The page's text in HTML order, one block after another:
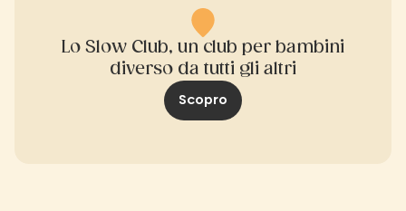
Lo Slow Club, un club per bambini
diverso da tutti gli altri
Scopro